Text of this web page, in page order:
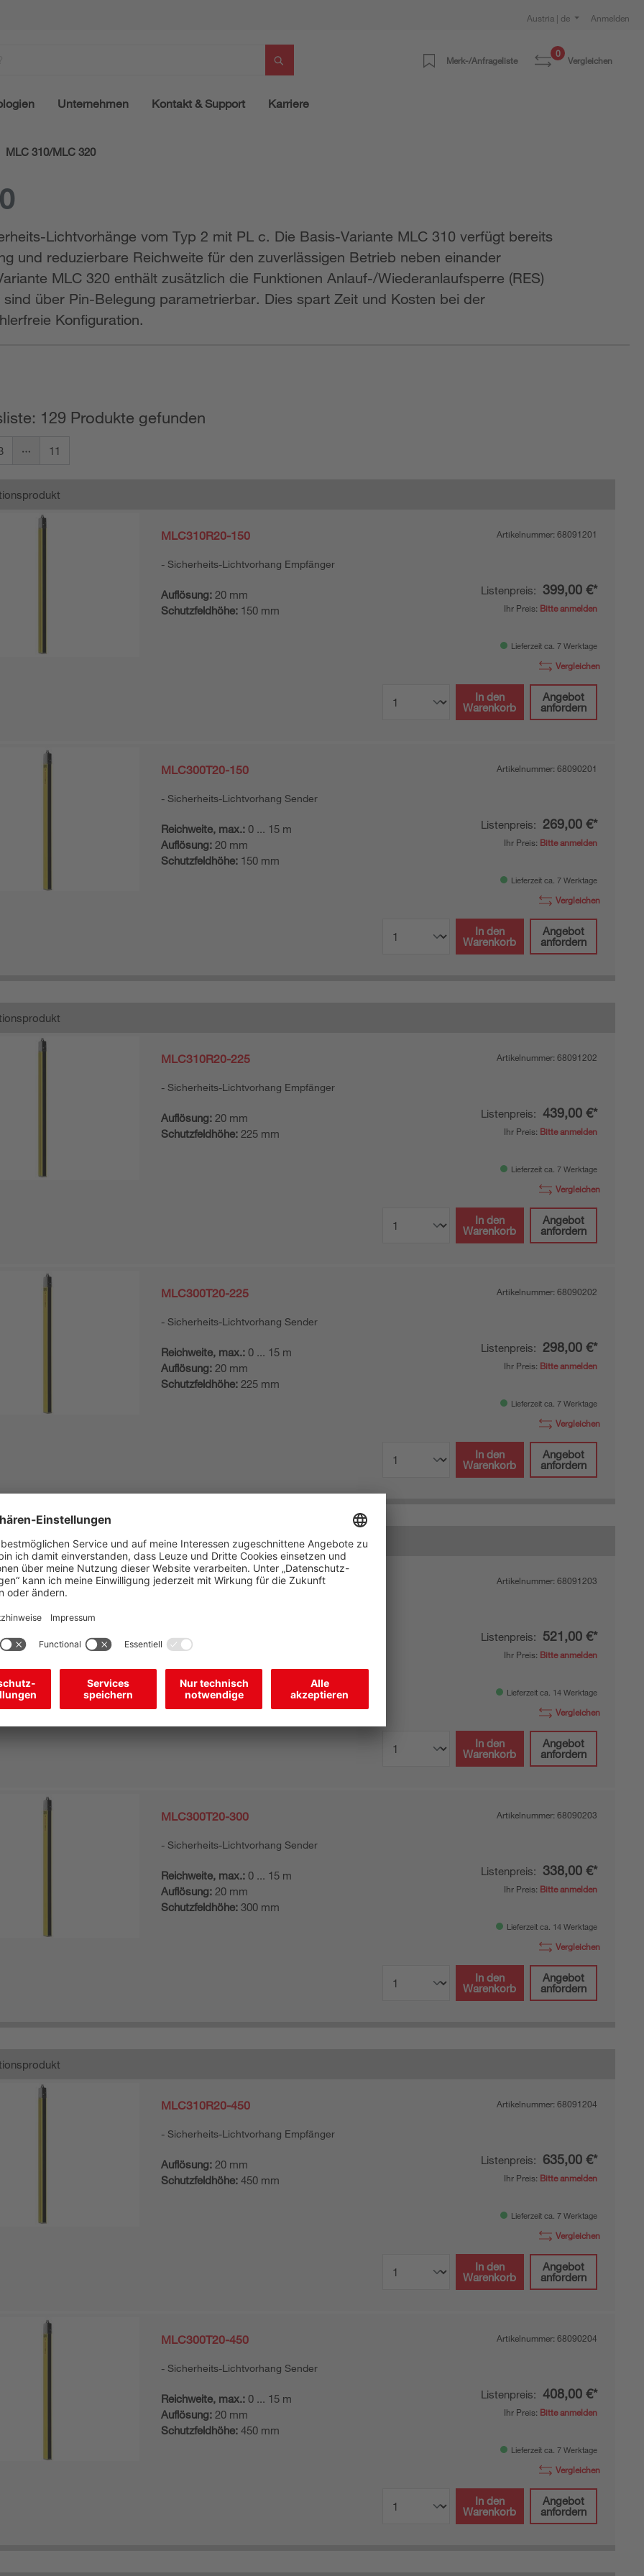
Austria | de Anmelden
Merk-/Anfrageliste
0
Vergleichen
Unternehmen Kontakt & Support Karriere
MLC 310/MLC 320
Lichtvorhänge vom Typ 2 mit PL c. Die Basis-Variante MLC 310 verfügt bereits
und reduzierbare Reichweite für den zuverlässigen Betrieb neben einander
MLC 320 enthält zusätzlich die Funktionen Anlauf-/Wiederanlaufsperre (RES)
sind über Pin-Belegung parametrierbar. Dies spart Zeit und Kosten bei der
Konfiguration.
129 Produkte gefunden
11
MLC310R20-150
Sicherheits-Lichtvorhang Empfänger
Auflösung: 20 mm
Schutzfeldhöhe: 150 mm
Artikelnummer: 68091201
Listenpreis: 399,00 €*
Ihr Preis: Bitte anmelden
Lieferzeit ca. 7 Werktage
Vergleichen
In den
Warenkorb
Angebot
anfordern
MLC300T20-150
Sicherheits-Lichtvorhang Sender
Reichweite, max.: 0 ... 15 m
Auflösung: 20 mm
Schutzfeldhöhe: 150 mm
Artikelnummer: 68090201
Listenpreis: 269,00 €*
Ihr Preis: Bitte anmelden
Lieferzeit ca. 7 Werktage
Vergleichen
In den
Warenkorb
Angebot
anfordern
MLC310R20-225
Sicherheits-Lichtvorhang Empfänger
Auflösung: 20 mm
Schutzfeldhöhe: 225 mm
Artikelnummer: 68091202
Listenpreis: 439,00 €*
Ihr Preis: Bitte anmelden
Lieferzeit ca. 7 Werktage
Vergleichen
In den
Warenkorb
Angebot
anfordern
MLC300T20-225
Sicherheits-Lichtvorhang Sender
Reichweite, max.: 0 ... 15 m
Auflösung: 20 mm
Schutzfeldhöhe: 225 mm
Artikelnummer: 68090202
Listenpreis: 298,00 €*
Ihr Preis: Bitte anmelden
Lieferzeit ca. 7 Werktage
Vergleichen
In den
Warenkorb
Angebot
anfordern
MLC310R20-300
Auflösung:
Artikelnummer: 68091203
Listenpreis: 521,00 €*
Ihr Preis: Bitte anmelden
Lieferzeit ca. 14 Werktage
Vergleichen
In den
Warenkorb
Angebot
anfordern
MLC300T20-300
Sicherheits-Lichtvorhang Sender
Reichweite, max.: 0 ... 15 m
Auflösung: 20 mm
Schutzfeldhöhe: 300 mm
Artikelnummer: 68090203
Listenpreis: 338,00 €*
Ihr Preis: Bitte anmelden
Lieferzeit ca. 14 Werktage
Vergleichen
In den
Warenkorb
Angebot
anfordern
MLC310R20-450
Sicherheits-Lichtvorhang Empfänger
Auflösung: 20 mm
Schutzfeldhöhe: 450 mm
Artikelnummer: 68091204
Listenpreis: 635,00 €*
Ihr Preis: Bitte anmelden
Lieferzeit ca. 7 Werktage
Vergleichen
In den
Warenkorb
Angebot
anfordern
MLC300T20-450
Sicherheits-Lichtvorhang Sender
Reichweite, max.: 0 ... 15 m
Auflösung: 20 mm
Schutzfeldhöhe: 450 mm
Artikelnummer: 68090204
Listenpreis: 408,00 €*
Ihr Preis: Bitte anmelden
Lieferzeit ca. 7 Werktage
Vergleichen
In den
Warenkorb
Angebot
anfordern